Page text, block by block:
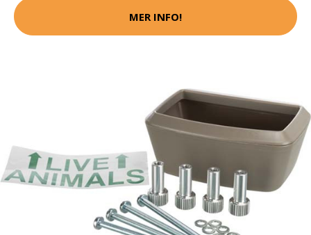
MER INFO!